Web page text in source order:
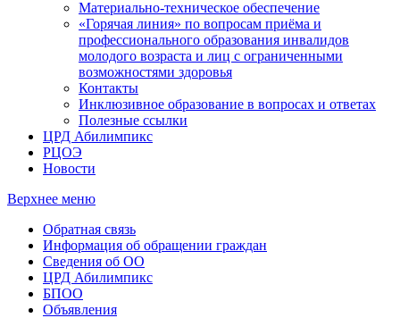
Материально-техническое обеспечение
«Горячая линия» по вопросам приёма и
профессионального образования инвалидов
молодого возраста и лиц с ограниченными
возможностями здоровья
Контакты
Инклюзивное образование в вопросах и ответах
Полезные ссылки
ЦРД Абилимпикс
РЦОЭ
Новости
Верхнее меню
Обратная связь
Информация об обращении граждан
Сведения об ОО
ЦРД Абилимпикс
БПОО
Объявления